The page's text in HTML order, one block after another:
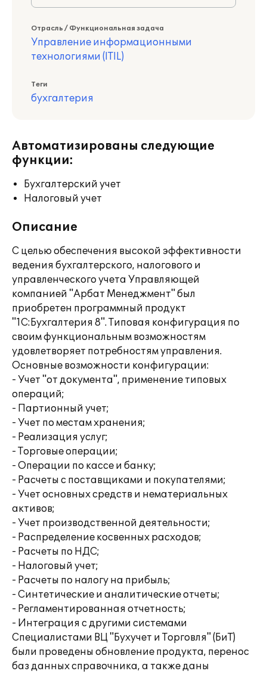
Отрасль / Функциональная задача
Управление информационными
технологиями (ITIL)
Теги
бухгалтерия
Автоматизированы следующие
функции:
Бухгалтерский учет
Налоговый учет
Описание
С целью обеспечения высокой эффективности
ведения бухгалтерского, налогового и
управленческого учета Управляющей
компанией "Арбат Менеджмент" был
приобретен программный продукт
"1С:Бухгалтерия 8". Типовая конфигурация по
своим функциональным возможностям
удовлетворяет потребностям управления.
Основные возможности конфигурации:
- Учет "от документа", применение типовых
операций;
- Партионный учет;
- Учет по местам хранения;
- Реализация услуг;
- Торговые операции;
- Операции по кассе и банку;
- Расчеты с поставщиками и покупателями;
- Учет основных средств и нематериальных
активов;
- Учет производственной деятельности;
- Распределение косвенных расходов;
- Расчеты по НДС;
- Налоговый учет;
- Расчеты по налогу на прибыль;
- Синтетические и аналитические отчеты;
- Регламентированная отчетность;
- Интеграция с другими системами
Специалистами ВЦ "Бухучет и Торговля" (БиТ)
были проведены обновление продукта, перенос
баз данных справочника, а также даны